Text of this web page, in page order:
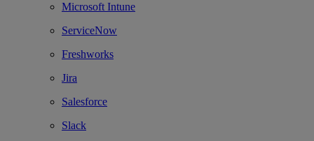
Microsoft Intune
ServiceNow
Freshworks
Jira
Salesforce
Slack